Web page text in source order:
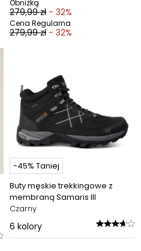
Obniżką
279,99 zł - 32%
Cena Regularna
279,99 zł - 32%
-45% Taniej
Buty męskie trekkingowe z
membraną Samaris III
Czarny
6 kolory